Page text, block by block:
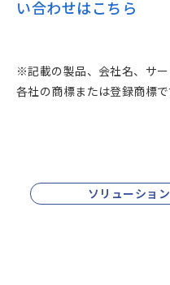
い合わせはこちら
※記載の製品、会社名、サ
各社の商標または登録商標で
ソリューショ